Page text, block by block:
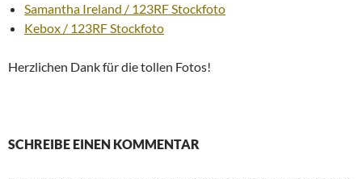
Samantha Ireland / 123RF Stockfoto
Kebox / 123RF Stockfoto
Herzlichen Dank für die tollen Fotos!
SCHREIBE EINEN KOMMENTAR